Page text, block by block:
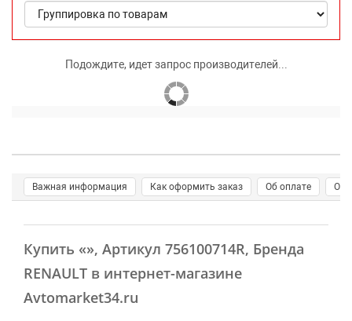
Подождите, идет запрос производителей...
Важная информация Как оформить заказ Об оплате О
Купить «», Артикул 756100714R, Бренда
RENAULT в интернет-магазине
Avtomarket34.ru